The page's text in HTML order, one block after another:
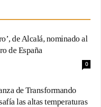
de Alcalá, nominado al
de España
0
de Transformando
las altas temperaturas